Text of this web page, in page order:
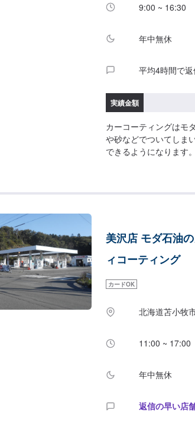
9:00 ~ 16:30
年中無休
平均4時間で
実績金額
カーコーティングはモ
や砂などでついてしま
できるようになります
麗にします！お気軽に
美沢店 モダ石油
ィコーティング
カードOK
北海道苫小牧
11:00 ~ 17:00
年中無休
返信の早い店